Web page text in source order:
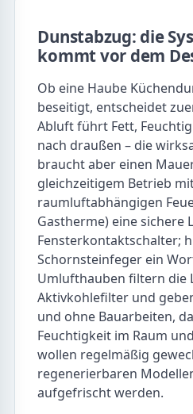
Dunstabzug: die
kommt vor dem
Ob eine Haube
beseitigt, entscheidet
Abluft führt Fett,
nach draußen – die
braucht aber einen
gleichzeitigem Betrieb
raumluftabhängigen
Gastherme) eine sichere
Fensterkontaktschalter;
Schornsteinfeger ein
Umlufthauben filtern die
Aktivkohlefilter und
und ohne Bauarbeiten,
Feuchtigkeit im Raum
wollen regelmäßig
regenerierbaren
aufgefrischt werden.